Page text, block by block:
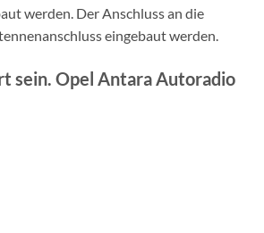
werden. Der Anschluss an die
eingebaut werden.
sein. Opel Antara Autoradio